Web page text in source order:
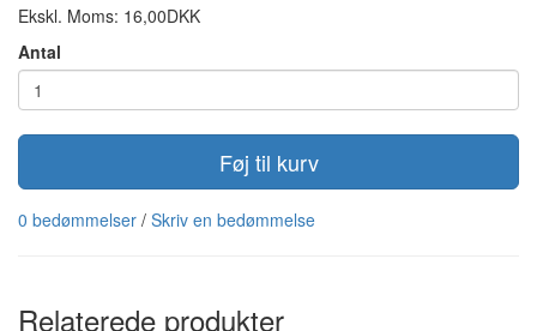
Ekskl. Moms: 16,00DKK
Antal
Føj til kurv
0 bedømmelser / Skriv en bedømmelse
Relaterede produkter